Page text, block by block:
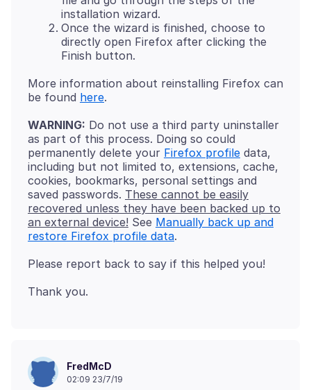
installation wizard.
Once the wizard is finished, choose to
directly open Firefox after clicking the
Finish button.
More information about reinstalling Firefox can
be found here
WARNING: Do not use a third party uninstaller
as part of this process. Doing so could
permanently delete your Firefox profile data,
including but not limited to, extensions, cache,
cookies, bookmarks, personal settings and
saved passwords. These cannot be easily
recovered unless they have been backed up to
an external device! See Manually back up and
restore Firefox profile data
FredMcD
02:09 23/7/19